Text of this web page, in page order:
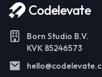
Codelevate
Born Studio B.V.
KVK 85246573